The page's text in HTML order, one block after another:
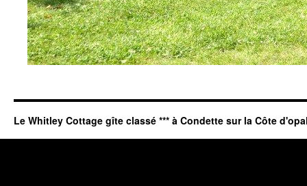
Le Whitley Cottage gîte classé *** à Condette sur la Côte